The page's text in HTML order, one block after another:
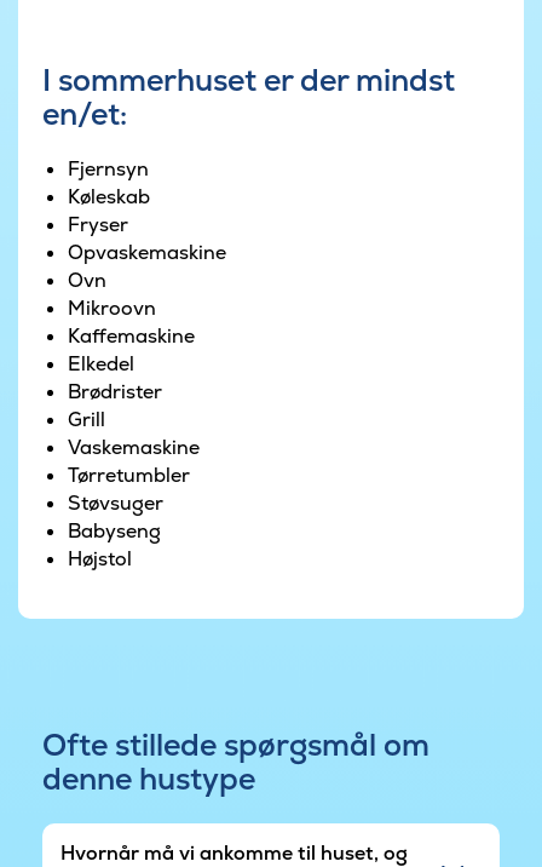
I sommerhuset er der mindst
en/et:
Fjernsyn
Køleskab
Fryser
Opvaskemaskine
Ovn
Mikroovn
Kaffemaskine
Elkedel
Brødrister
Grill
Vaskemaskine
Tørretumbler
Støvsuger
Babyseng
Højstol
Ofte stillede spørgsmål om
denne hustype
Hvornår må vi ankomme til huset, og